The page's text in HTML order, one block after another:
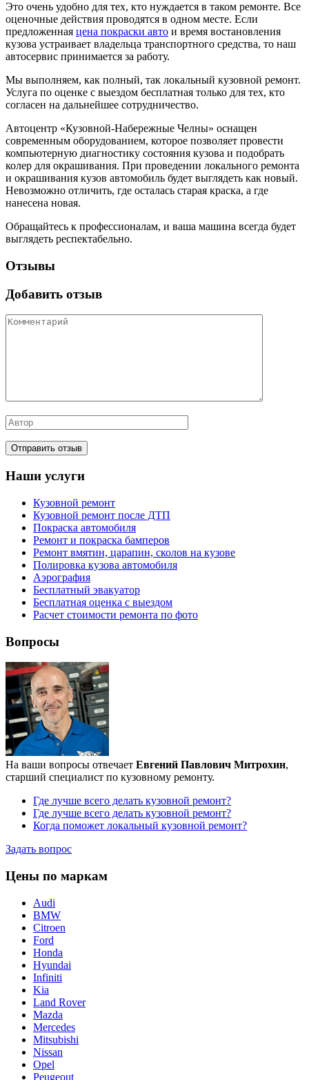
Это очень удобно для тех, кто нуждается в таком ремонте. Все
оценочные действия проводятся в одном месте. Если
предложенная цена покраски авто и время востановления
кузова устраивает владельца транспортного средства, то наш
автосервис принимается за работу.
Мы выполняем, как полный, так локальный кузовной ремонт.
Услуга по оценке с выездом бесплатная только для тех, кто
согласен на дальнейшее сотрудничество.
Автоцентр «Кузовной-Набережные Челны» оснащен
современным оборудованием, которое позволяет провести
компьютерную диагностику состояния кузова и подобрать
колер для окрашивания. При проведении локального ремонта
и окрашивания кузов автомобиль будет выглядеть как новый.
Невозможно отличить, где осталась старая краска, а где
нанесена новая.
Обращайтесь к профессионалам, и ваша машина всегда будет
выглядеть респектабельно.
Отзывы
Добавить отзыв
Наши услуги
Кузовной ремонт
Кузовной ремонт после ДТП
Покраска автомобиля
Ремонт и покраска бамперов
Ремонт вмятин, царапин, сколов на кузове
Полировка кузова автомобиля
Аэрография
Бесплатный эвакуатор
Бесплатная оценка с выездом
Расчет стоимости ремонта по фото
Вопросы
На ваши вопросы отвечает Евгений Павлович Митрохин,
старший специалист по кузовному ремонту.
Где лучше всего делать кузовной ремонт?
Где лучше всего делать кузовной ремонт?
Когда поможет локальный кузовной ремонт?
Задать вопрос
Цены по маркам
Audi
BMW
Citroen
Ford
Honda
Hyundai
Infiniti
Kia
Land Rover
Mazda
Mercedes
Mitsubishi
Nissan
Opel
Peugeout